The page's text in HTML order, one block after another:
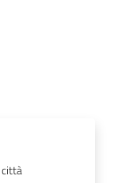
città